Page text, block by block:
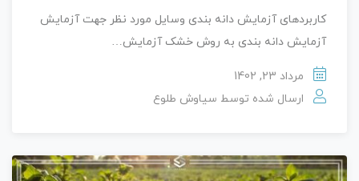
کاربردهای آزمایش دانه بندی وسایل مورد نظر جهت آزمایش
آزمایش دانه بندی به روش خشک آزمایش…
مرداد 23, 1402
ارسال شده توسط سیاوش طلوع